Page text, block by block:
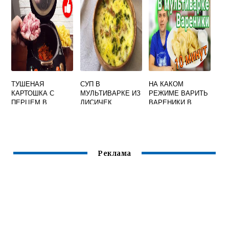
ТУШЕНАЯ
КАРТОШКА С
ПЕРЦЕМ В
СУП В
МУЛЬТИВАРКЕ ИЗ
ЛИСИЧЕК
НА КАКОМ
РЕЖИМЕ ВАРИТЬ
ВАРЕНИКИ В
Реклама